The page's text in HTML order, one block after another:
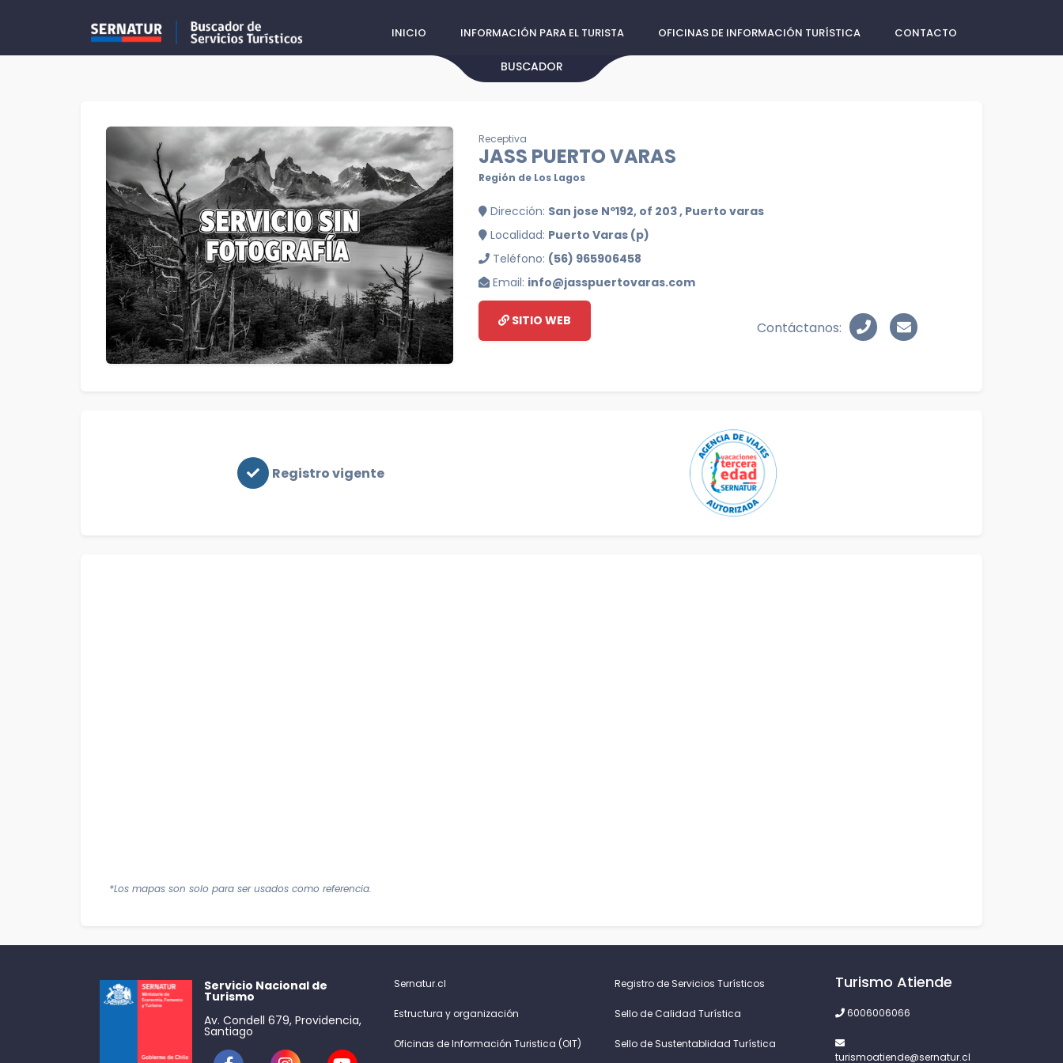
INICIO INFORMACIÓN PARA EL TURISTA OFICINAS DE INFORMACIÓN TURÍSTICA CONTACTO
BUSCADOR
Receptiva
JASS PUERTO VARAS
Región de Los Lagos
Dirección: San jose Nº192, of 203 , Puerto varas
Localidad: Puerto Varas (p)
Teléfono: (56) 965906458
Email: info@jasspuertovaras.com
SITIO WEB Contáctanos:
Registro vigente
*Los mapas son solo para ser usados como referencia.
Servicio Nacional de
Turismo
Av. Condell 679, Providencia,
Santiago
Sernatur.cl
Estructura y organización
Oficinas de Información Turistica (OIT)
Registro de Servicios Turísticos
Sello de Calidad Turística
Sello de Sustentablidad Turística
Turismo Atiende
6006006066
turismoatiende@sernatur.cl